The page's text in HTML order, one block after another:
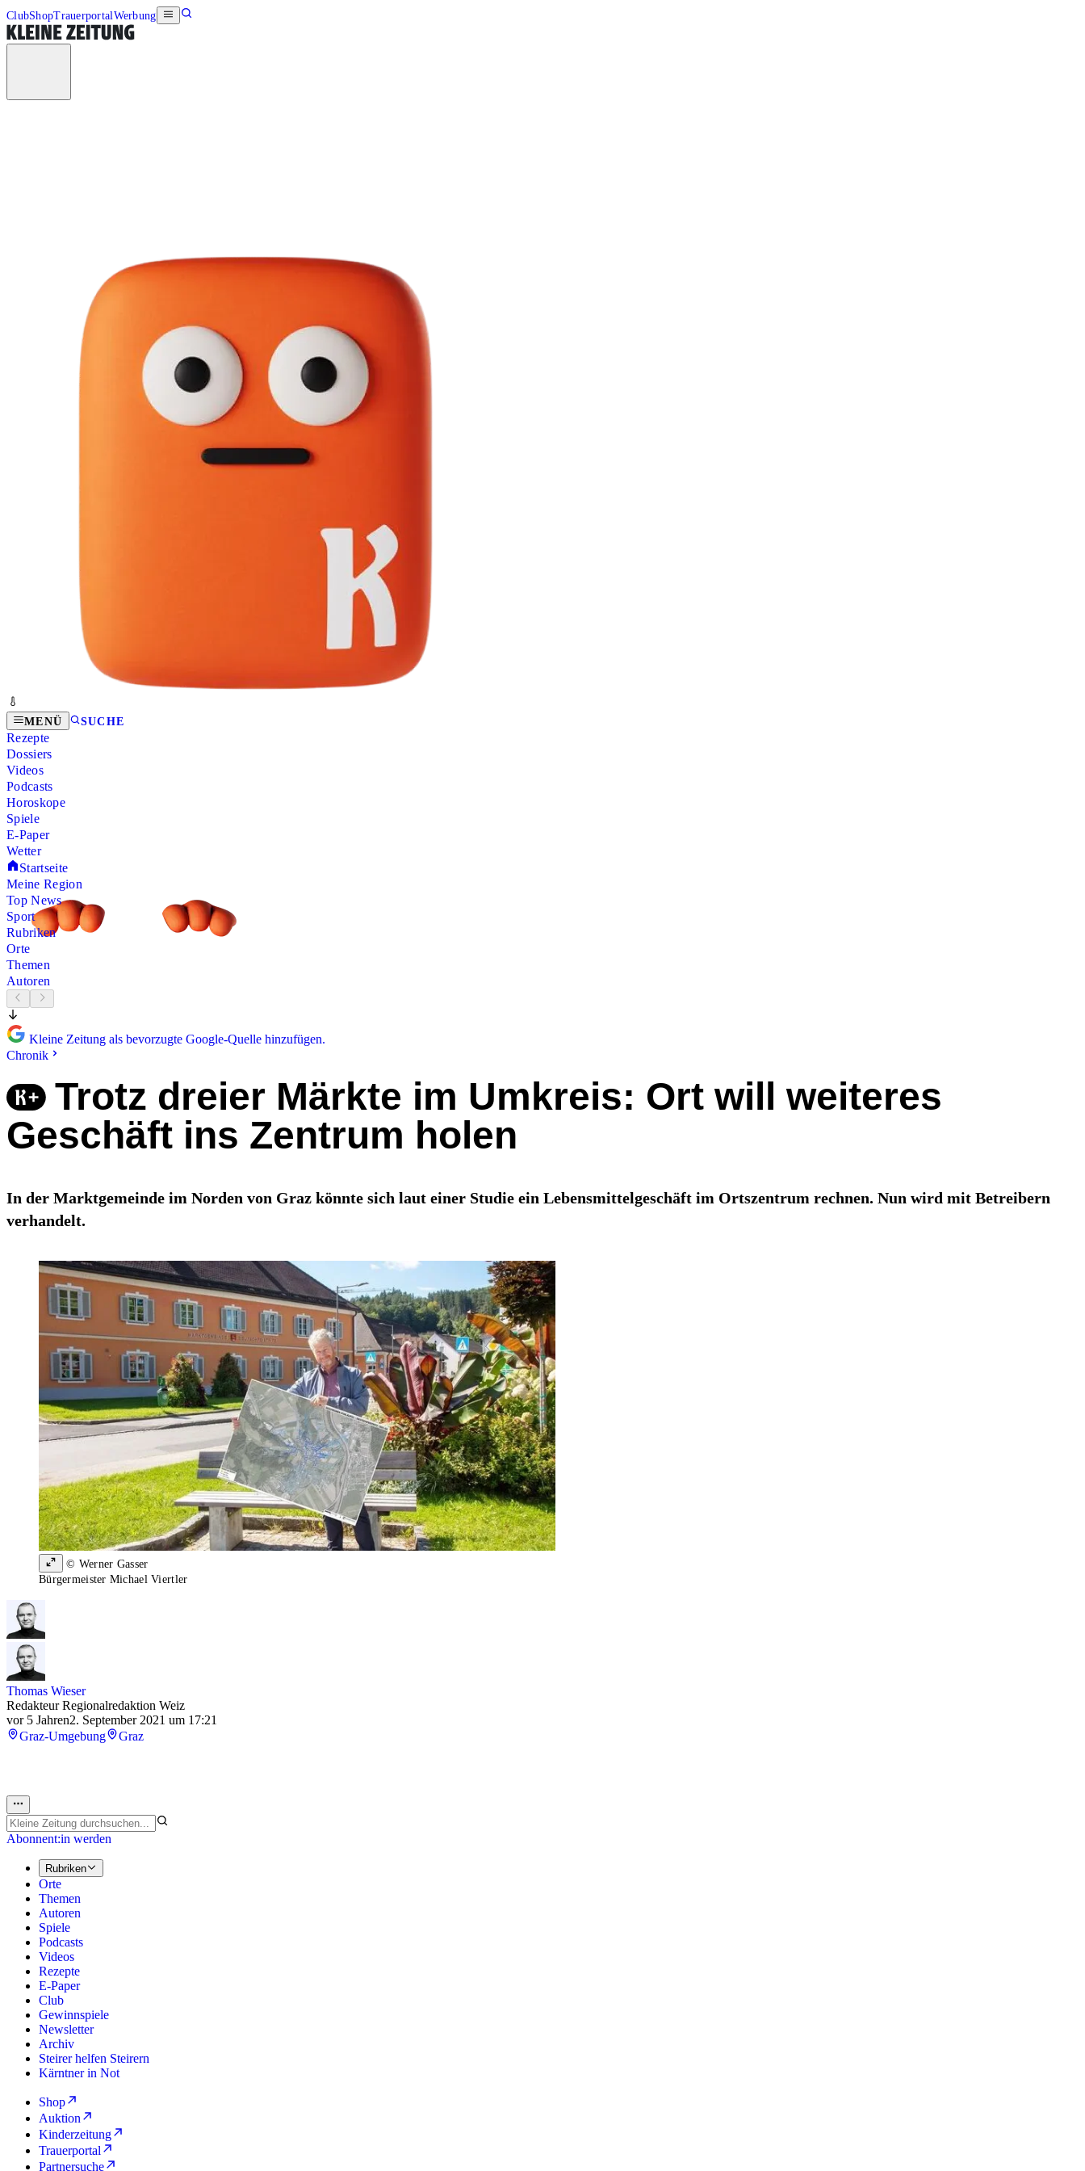
ClubShopTrauerportalWerbung
MENÜ SUCHE
Rezepte
Dossiers
Videos
Podcasts
Horoskope
Spiele
E-Paper
Wetter
Startseite
Meine Region
Top News
Sport
Rubriken
Orte
Themen
Autoren
Kleine Zeitung als bevorzugte Google-Quelle hinzufügen.
Chronik
Trotz dreier Märkte im Umkreis: Ort will weiteres
Geschäft ins Zentrum holen
In der Marktgemeinde im Norden von Graz könnte sich laut einer Studie ein Lebensmittelgeschäft im Ortszentrum rechnen. Nun wird mit Betreibern
verhandelt.
© Werner Gasser
Bürgermeister Michael Viertler
Thomas Wieser
Redakteur Regionalredaktion Weiz
vor 5 Jahren2. September 2021 um 17:21
Graz-Umgebung
Graz
Abonnent:in werden
Rubriken
Orte
Themen
Autoren
Spiele
Podcasts
Videos
Rezepte
E-Paper
Club
Gewinnspiele
Newsletter
Archiv
Steirer helfen Steirern
Kärntner in Not
Shop
Auktion
Kinderzeitung
Trauerportal
Partnersuche